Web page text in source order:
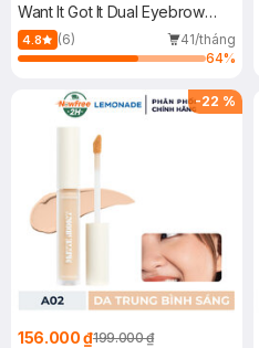
Want It Got It Dual Eyebrow
#Dark Brown
4.8 (6)
41/tháng
64%
-22 %
156.000 ₫199.000 ₫